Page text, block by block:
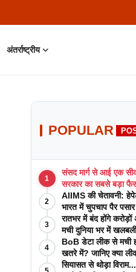
अंतर्राष्ट्रीय
POPULAR
1
संसद मार्ग से आई एक
सरकार का सबसे बड़ा
2
AIIMS की चेतावनी:
भारत में चुपचाप पैर
3
रातभर में बंद होंगे
मची दुनिया भर में
4
BoB डेटा लीक से मची
खतरे में? जानिए क्या
सियासत से थोड़ा